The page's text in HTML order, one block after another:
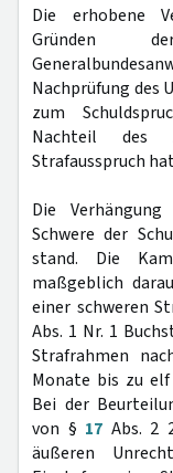
Die erhobene
Gründen
Nachprüfung des
zum
Nachteil des
Strafausspruch
Die
Schwere der
stand. Die
maßgeblich
einer schweren
Abs. 1 Nr. 1
Strafrahmen
Monate bis zu
Bei der
von § 17 Abs. 2
äußeren